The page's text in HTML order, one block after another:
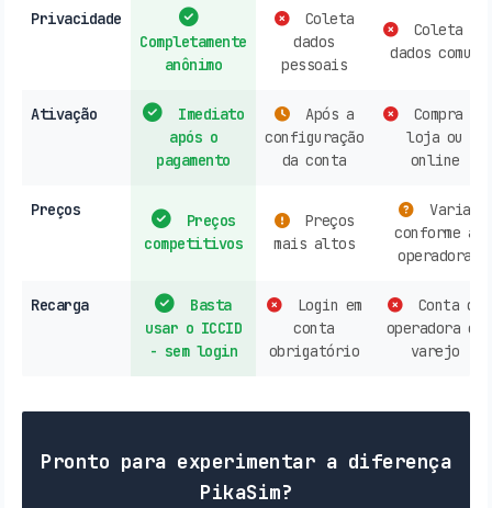
Privacidade
Completamente
anônimo
Coleta
dados
pessoais
Coleta de
dados comum
Ativação
Imediato
após o
pagamento
Após a
configuração
da conta
Compra em
loja ou
online
Preços
Preços
competitivos
Preços
mais altos
Varia
conforme a
operadora
Recarga
Basta
usar o ICCID
- sem login
Login em
conta
obrigatório
Conta de
operadora ou
varejo
Pronto para experimentar a diferença
PikaSim?